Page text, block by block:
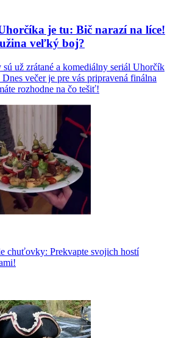
je tu: Bič narazí na líce!
veľký boj?
už zrátané a komediálny seriál Uhorčík
večer je pre vás pripravená finálna
rozhodne na čo tešiť!
chuťovky: Prekvapte svojich hostí